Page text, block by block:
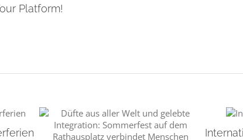
Platform!